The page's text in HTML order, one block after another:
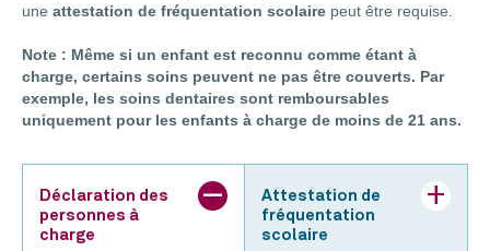
une attestation de fréquentation scolaire peut être requise.
Note : Même si un enfant est reconnu comme étant à
charge, certains soins peuvent ne pas être couverts. Par
exemple, les soins dentaires sont remboursables
uniquement pour les enfants à charge de moins de 21 ans.
Déclaration des
personnes à
charge
Attestation de
fréquentation
scolaire